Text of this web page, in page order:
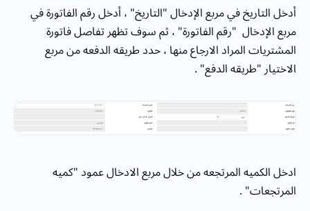
أدخل التاريخ في مربع الإدخال "التاريخ" ، أدخل رقم الفاتورة في
مربع الإدخال "رقم الفاتورة" ، ثم سوف تظهر تفاصل فاتورة
المشتريات المراد الارجاع منها ، حدد طريقه الدفعه من مربع
الاختيار "طريقه الدفع" .
ادخل الكميه المرتجعه من خلال مربع الادخال عمود "كميه
المرتجعات" .